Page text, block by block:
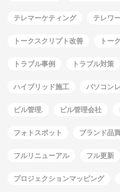
テレマーケティング テレワ
トークスクリプト改善 トー
トラブル事例 トラブル対策
ハイブリッド施工 パソコン
ビル管理. ビル管理会社
フォトスポット ブランド品
フルリニューアル フル更新
プロジェクションマッピング